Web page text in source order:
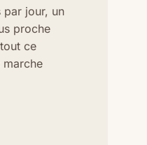
par jour, un
proche
ce